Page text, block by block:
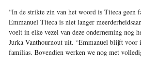
“In de strikte zin van het woord is Titeca geen
Emmanuel Titeca is niet langer
voelt in elke vezel van deze onderneming nog
Jurka Vanthournout uit. “Emmanuel blijft voor
familias. Bovendien werken we nog met